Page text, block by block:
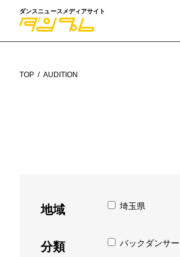
ダンスニュースメディアサイト
TOP AUDITION
地域 埼玉県
分類 バックダンサー